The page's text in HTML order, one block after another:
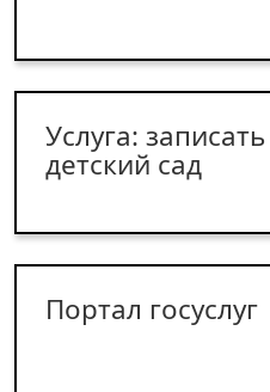
Услуга:
детский сад
Портал госуслуг